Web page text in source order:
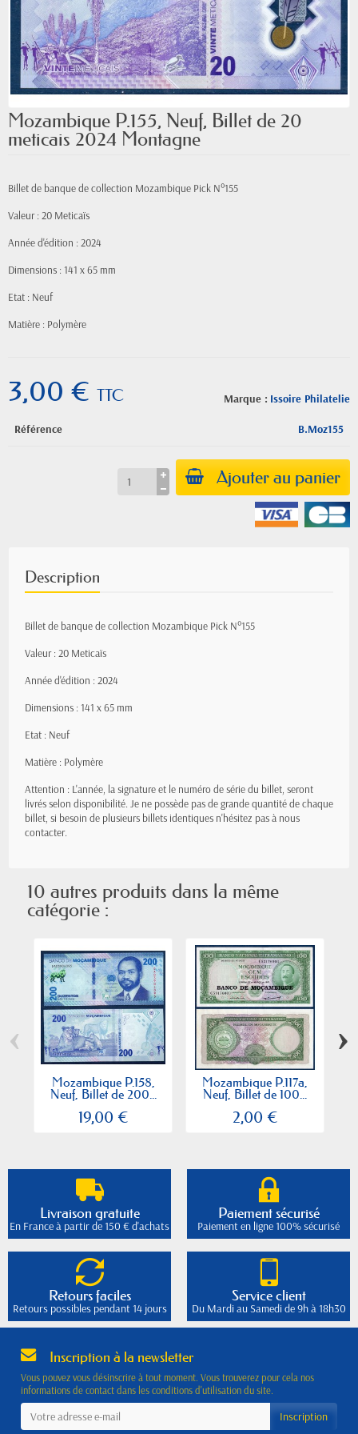
Mozambique P.155, Neuf, Billet de 20
meticais 2024 Montagne
Billet de banque de collection Mozambique Pick N°155
Valeur : 20 Meticaïs
Année d'édition : 2024
Dimensions : 141 x 65 mm
Etat : Neuf
Matière : Polymère
Marque : Issoire Philatelie
3,00 € TTC
Référence B.Moz155
Ajouter au panier
Description
Billet de banque de collection Mozambique Pick N°155
Valeur : 20 Meticaïs
Année d'édition : 2024
Dimensions : 141 x 65 mm
Etat : Neuf
Matière : Polymère
Attention : L'année, la signature et le numéro de série du billet, seront
livrés selon disponibilité. Je ne possède pas de grande quantité de chaque
billet, si besoin de plusieurs billets identiques n'hésitez pas à nous
contacter.
10 autres produits dans la même
catégorie :
Mozambique P.158,
Neuf, Billet de 200...
19,00 €
Mozambique P.117a,
Neuf, Billet de 100...
2,00 €
‹ ›
Livraison gratuite
En France à partir de 150 € d'achats
Paiement sécurisé
Paiement en ligne 100% sécurisé
Retours faciles
Retours possibles pendant 14 jours
Service client
Du Mardi au Samedi de 9h à 18h30
Inscription à la newsletter
Vous pouvez vous désinscrire à tout moment. Vous trouverez pour cela nos
informations de contact dans les conditions d'utilisation du site.